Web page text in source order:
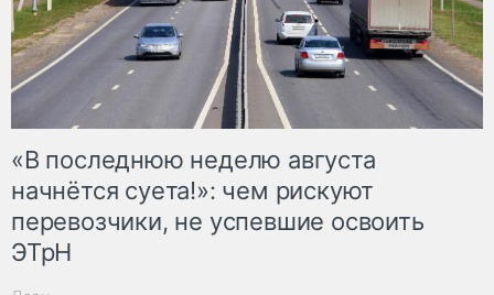
«В последнюю неделю августа
начнётся суета!»: чем рискуют
перевозчики, не успевшие освоить
ЭТрН